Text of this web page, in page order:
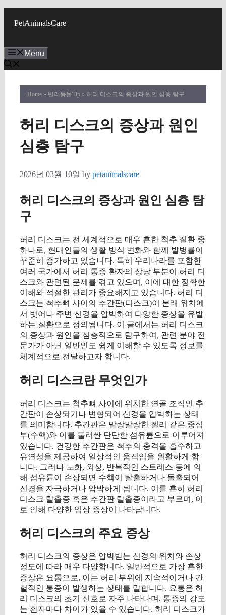
PetAnimalsCare
Menu
Home » 반려동물Tip » 허리 디스크의 증상과 원인 심층 탐구
허리 디스크의 증상과 원인
심층 탐구
2026년 03월 10일 by petanimalscare
허리 디스크의 증상과 원인 심층 탐
구
허리 디스크는 전 세계적으로 매우 흔한 척추 질환 중
하나로, 현대인들의 생활 방식 변화와 함께 발병률이
꾸준히 증가하고 있습니다. 특히 우리나라를 포함한
여러 국가에서 허리 통증 환자의 상당 부분이 허리 디
스크와 관련된 문제를 겪고 있으며, 이에 대한 정확한
이해와 적절한 관리가 중요해지고 있습니다. 허리 디
스크는 척추뼈 사이의 추간판(디스크)이 본래 위치에
서 벗어나 주변 신경을 압박하여 다양한 증상을 유발
하는 질환으로 정의됩니다. 이 글에서는 허리 디스크
의 증상과 원인을 심층적으로 탐구하여, 관련 분야 전
문가가 아닌 일반인도 쉽게 이해할 수 있도록 정보를
체계적으로 전달하고자 합니다.
허리 디스크란 무엇인가
허리 디스크는 척추뼈 사이에 위치한 연골 조직인 추
간판이 손상되거나 변형되어 신경을 압박하는 상태
를 의미합니다. 추간판은 말랑말랑한 젤리 같은 중심
부(수핵)와 이를 둘러싼 단단한 섬유륜으로 이루어져
있습니다. 건강한 추간판은 척추의 충격을 흡수하고
유연성을 제공하여 일상적인 움직임을 원활하게 합
니다. 그러나 노화, 외상, 반복적인 스트레스 등에 의
해 섬유륜이 손상되면 수핵이 탈출하거나 돌출되어
신경을 자극하거나 압박하게 됩니다. 이를 흔히 허리
디스크 탈출증 혹은 추간판 탈출증이라고 부르며, 이
로 인해 다양한 임상 증상이 나타납니다.
허리 디스크의 주요 증상
허리 디스크의 증상은 압박받는 신경의 위치와 손상
정도에 따라 매우 다양합니다. 일반적으로 가장 흔한
증상은 요통으로, 이는 허리 부위에 지속적이거나 간
헐적인 통증이 발생하는 상태를 말합니다. 요통은 허
리 디스크의 초기 신호로 자주 나타나며, 통증의 강도
는 환자마다 차이가 있을 수 있습니다. 허리 디스크가